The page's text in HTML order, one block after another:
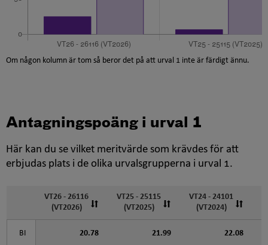
Om någon kolumn är tom så beror det på att urval 1 inte är färdigt ännu.
Antagningspoäng i urval 1
Här kan du se vilket meritvärde som krävdes för att
erbjudas plats i de olika urvalsgrupperna i urval 1.
VT26 - 26116
(VT2026)
VT25 - 25115
(VT2025)
VT24 - 24101
(VT2024)
BI 20.78 21.99 22.08